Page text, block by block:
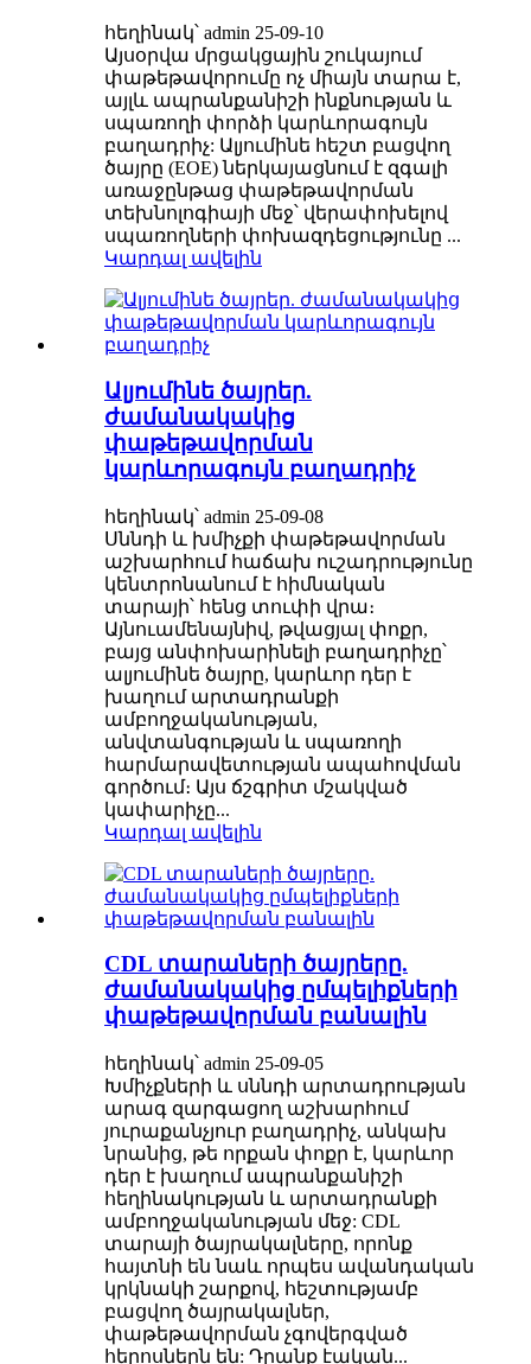
հեղինակ՝ admin 25-09-10
Այսօրվա մրցակցային շուկայում
փաթեթավորումը ոչ միայն տարա է,
այլև ապրանքանիշի ինքնության և
սպառողի փորձի կարևորագույն
բաղադրիչ: Ալյումինե հեշտ բացվող
ծայրը (EOE) ներկայացնում է զգալի
առաջընթաց փաթեթավորման
տեխնոլոգիայի մեջ՝ վերափոխելով
սպառողների փոխազդեցությունը ...
Կարդալ ավելին
Ալյումինե ծայրեր.
ժամանակակից
փաթեթավորման
կարևորագույն բաղադրիչ
հեղինակ՝ admin 25-09-08
Սննդի և խմիչքի փաթեթավորման
աշխարհում հաճախ ուշադրությունը
կենտրոնանում է հիմնական
տարայի՝ հենց տուփի վրա։
Այնուամենայնիվ, թվացյալ փոքր,
բայց անփոխարինելի բաղադրիչը՝
ալյումինե ծայրը, կարևոր դեր է
խաղում արտադրանքի
ամբողջականության,
անվտանգության և սպառողի
հարմարավետության ապահովման
գործում։ Այս ճշգրիտ մշակված
կափարիչը...
Կարդալ ավելին
CDL տարաների ծայրերը.
ժամանակակից ըմպելիքների
փաթեթավորման բանալին
հեղինակ՝ admin 25-09-05
Խմիչքների և սննդի արտադրության
արագ զարգացող աշխարհում
յուրաքանչյուր բաղադրիչ, անկախ
նրանից, թե որքան փոքր է, կարևոր
դեր է խաղում ապրանքանիշի
հեղինակության և արտադրանքի
ամբողջականության մեջ: CDL
տարայի ծայրակալները, որոնք
հայտնի են նաև որպես ավանդական
կրկնակի շարքով, հեշտությամբ
բացվող ծայրակալներ,
փաթեթավորման չգովերգված
հերոսներն են: Դրանք էական...